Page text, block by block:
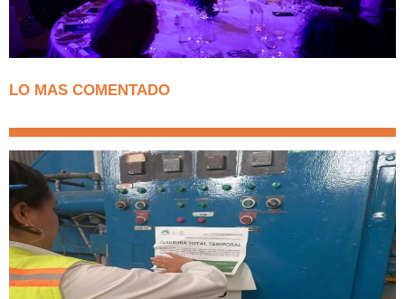
LO MAS COMENTADO